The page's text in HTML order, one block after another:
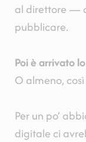
al direttore —
pubblicare.
Poi è arrivato
O almeno,
Per un po’
digitale ci